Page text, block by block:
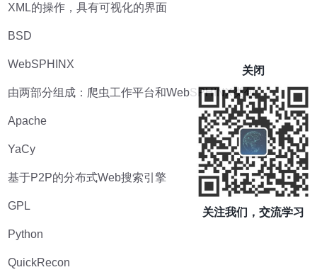
XML的操作，具有可视化的界面
BSD
WebSPHINX
由两部分组成：爬虫工作平台和WebSPHINX类包
Apache
YaCy
基于P2P的分布式Web搜索引擎
GPL
Python
QuickRecon
关闭
关注我们，交流学习